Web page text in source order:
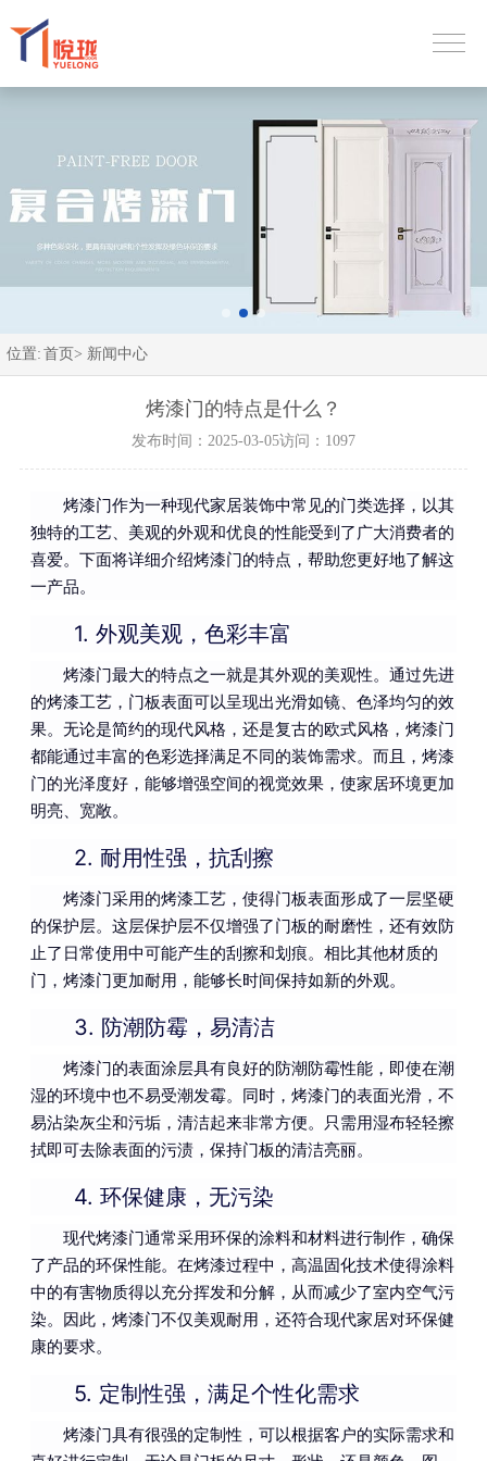
位置: 首页> 新闻中心
烤漆门的特点是什么？
发布时间：2025-03-05访问：1097
烤漆门作为一种现代家居装饰中常见的门类选择，以其
独特的工艺、美观的外观和优良的性能受到了广大消费者的
喜爱。下面将详细介绍烤漆门的特点，帮助您更好地了解这
一产品。
1. 外观美观，色彩丰富
烤漆门最大的特点之一就是其外观的美观性。通过先进
的烤漆工艺，门板表面可以呈现出光滑如镜、色泽均匀的效
果。无论是简约的现代风格，还是复古的欧式风格，烤漆门
都能通过丰富的色彩选择满足不同的装饰需求。而且，烤漆
门的光泽度好，能够增强空间的视觉效果，使家居环境更加
明亮、宽敞。
2. 耐用性强，抗刮擦
烤漆门采用的烤漆工艺，使得门板表面形成了一层坚硬
的保护层。这层保护层不仅增强了门板的耐磨性，还有效防
止了日常使用中可能产生的刮擦和划痕。相比其他材质的
门，烤漆门更加耐用，能够长时间保持如新的外观。
3. 防潮防霉，易清洁
烤漆门的表面涂层具有良好的防潮防霉性能，即使在潮
湿的环境中也不易受潮发霉。同时，烤漆门的表面光滑，不
易沾染灰尘和污垢，清洁起来非常方便。只需用湿布轻轻擦
拭即可去除表面的污渍，保持门板的清洁亮丽。
4. 环保健康，无污染
现代烤漆门通常采用环保的涂料和材料进行制作，确保
了产品的环保性能。在烤漆过程中，高温固化技术使得涂料
中的有害物质得以充分挥发和分解，从而减少了室内空气污
染。因此，烤漆门不仅美观耐用，还符合现代家居对环保健
康的要求。
5. 定制性强，满足个性化需求
烤漆门具有很强的定制性，可以根据客户的实际需求和